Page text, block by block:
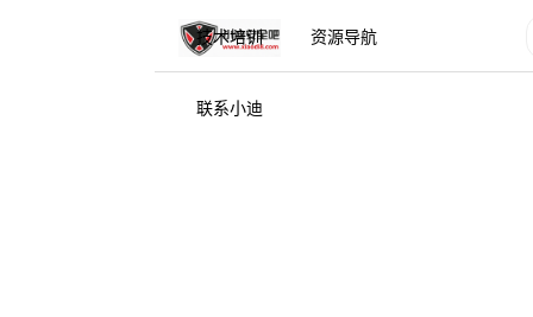
技术培训 资源导航
联系小迪